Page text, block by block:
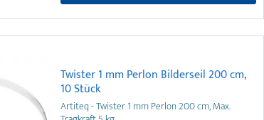
Twister 1 mm Perlon Bilderseil 200 cm,
10 Stück
Artiteq - Twister 1 mm Perlon 200 cm, Max.